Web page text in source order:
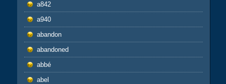
a842
a940
abandon
abandoned
abbé
abel